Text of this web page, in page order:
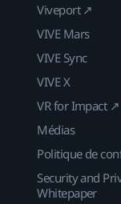
Viveport ↗
VIVE Mars
VIVE Sync
VIVE X
VR for Impact ↗
Médias
Politique de
Security and
Whitepaper